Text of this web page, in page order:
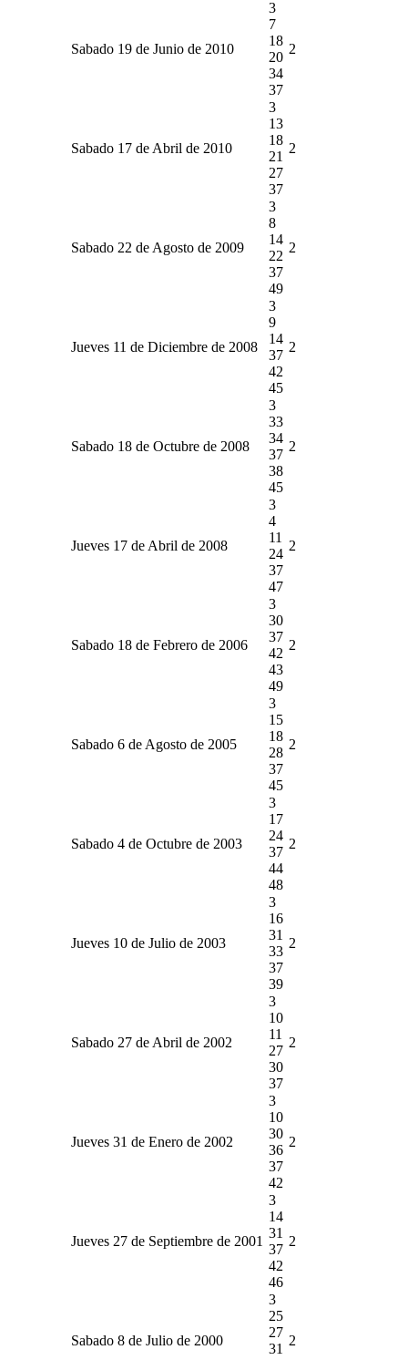
Sabado 19 de Junio de 2010
3
7
18
20
34
37
2
Sabado 17 de Abril de 2010
3
13
18
21
27
37
2
Sabado 22 de Agosto de 2009
3
8
14
22
37
49
2
Jueves 11 de Diciembre de 2008
3
9
14
37
42
45
2
Sabado 18 de Octubre de 2008
3
33
34
37
38
45
2
Jueves 17 de Abril de 2008
3
4
11
24
37
47
2
Sabado 18 de Febrero de 2006
3
30
37
42
43
49
2
Sabado 6 de Agosto de 2005
3
15
18
28
37
45
2
Sabado 4 de Octubre de 2003
3
17
24
37
44
48
2
Jueves 10 de Julio de 2003
3
16
31
33
37
39
2
Sabado 27 de Abril de 2002
3
10
11
27
30
37
2
Jueves 31 de Enero de 2002
3
10
30
36
37
42
2
Jueves 27 de Septiembre de 2001
3
14
31
37
42
46
2
Sabado 8 de Julio de 2000
3
25
27
31
2